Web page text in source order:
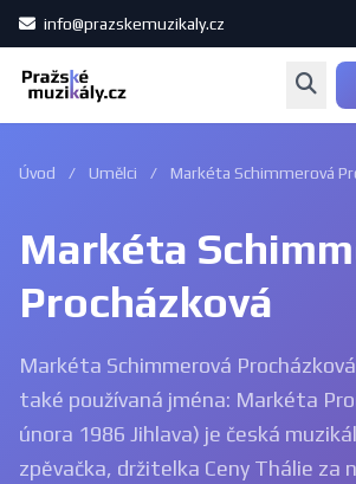
info@prazskemuzikaly.cz
Úvod / Umělci / Markéta Schimmerová
Markéta
Procházková
Markéta Schimmerová
také používaná jména: Markéta
února 1986 Jihlava) je česká
zpěvačka, držitelka Ceny Thálie za